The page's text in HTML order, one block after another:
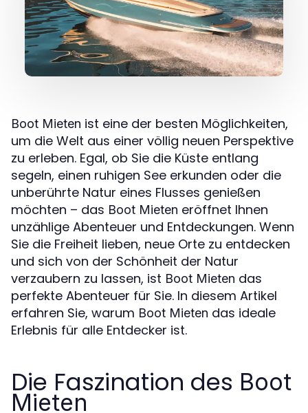
Boot Mieten ist eine der besten Möglichkeiten,
um die Welt aus einer völlig neuen Perspektive
zu erleben. Egal, ob Sie die Küste entlang
segeln, einen ruhigen See erkunden oder die
unberührte Natur eines Flusses genießen
möchten – das Boot Mieten eröffnet Ihnen
unzählige Abenteuer und Entdeckungen. Wenn
Sie die Freiheit lieben, neue Orte zu entdecken
und sich von der Schönheit der Natur
verzaubern zu lassen, ist Boot Mieten das
perfekte Abenteuer für Sie. In diesem Artikel
erfahren Sie, warum Boot Mieten das ideale
Erlebnis für alle Entdecker ist.
Die Faszination des Boot
Mieten